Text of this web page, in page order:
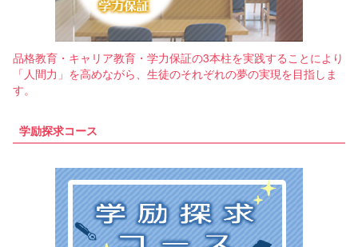
品格教育・キャリア教育・学力保証の3本柱を実践することにより
「人間力」を高めながら、生徒のそれぞれの夢の実現を目指しま
す。
学励探求コース